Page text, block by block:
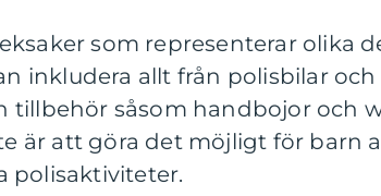
som representerar olika
inkludera allt från polisbilar
tillbehör såsom handbojor och
är att göra det möjligt för barn
polisaktiviteter.